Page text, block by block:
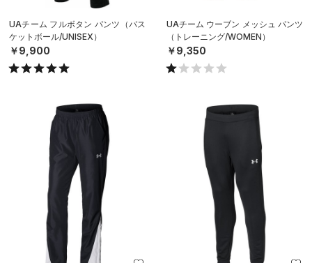
UAチーム フルボタン パンツ（バス
ケットボール/UNISEX）
￥9,900
UAチーム ウーブン メッシュ パンツ
（トレーニング/WOMEN）
￥9,350